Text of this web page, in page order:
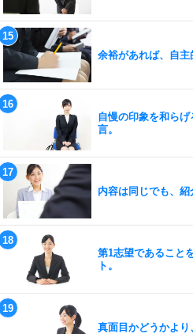
余裕があれば、自主
自慢の印象を和ら
言。
内容は同じでも、紹
第1志望であること
ト。
真面目かどうかより